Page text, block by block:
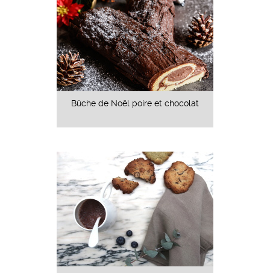
Bûche de Noël poire et chocolat